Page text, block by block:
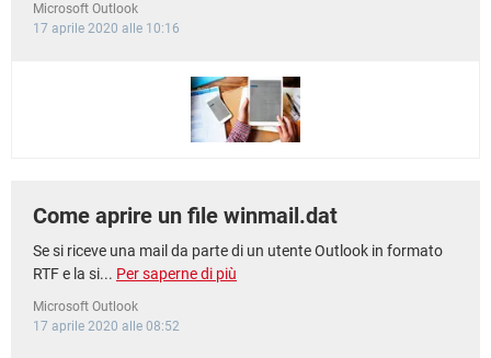
Microsoft Outlook
17 aprile 2020 alle 10:16
Come aprire un file winmail.dat
Se si riceve una mail da parte di un utente Outlook in formato
RTF e la si... Per saperne di più
Microsoft Outlook
17 aprile 2020 alle 08:52